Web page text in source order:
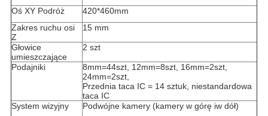
Oś XY Podróż
420*460mm
Zakres ruchu osi
Z
15 mm
Głowice
umieszczające
2 szt
Podajniki
8mm=44szt, 12mm=8szt, 16mm=2szt,
24mm=2szt,
Przednia taca IC = 14 sztuk, niestandardowa
taca IC
System wizyjny
Podwójne kamery (kamery w górę iw dół)